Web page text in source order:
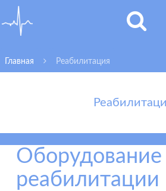
Главная Реабилитация
Оборудование
реабилитации